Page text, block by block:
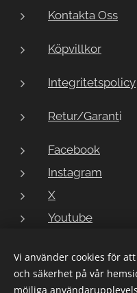
Kontakta Oss
Köpvillkor
Integritetspolicy
Retur/Garanti
Facebook
Instagram
X
Youtube
Copyright ©
Vi använder cookies för
och säkerhet på vår
möjliga